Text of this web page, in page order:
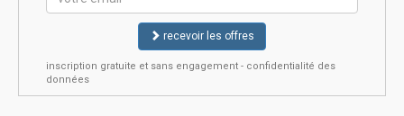
recevoir les offres
inscription gratuite et sans engagement - confidentialité des
données